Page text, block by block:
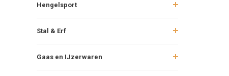
Hengelsport
Stal & Erf
Gaas en IJzerwaren